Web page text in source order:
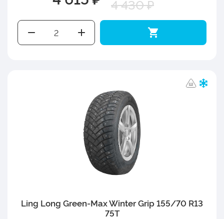
4 430 ₽
Ling Long Green-Max Winter Grip 155/70 R13
75T